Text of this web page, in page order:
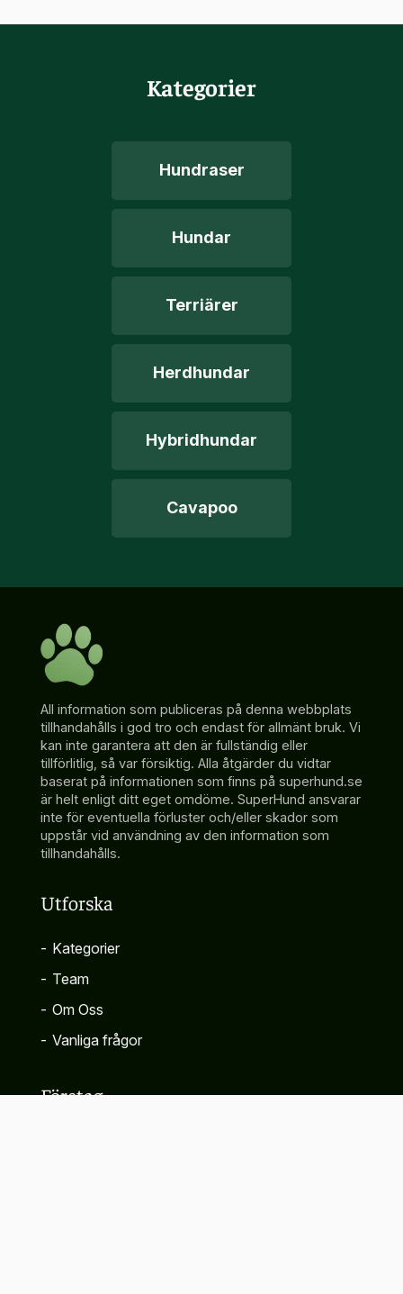
Kategorier
Hundraser
Hundar
Terriärer
Herdhundar
Hybridhundar
Cavapoo
All information som publiceras på denna webbplats
tillhandahålls i god tro och endast för allmänt bruk. Vi
kan inte garantera att den är fullständig eller
tillförlitlig, så var försiktig. Alla åtgärder du vidtar
baserat på informationen som finns på superhund.se
är helt enligt ditt eget omdöme. SuperHund ansvarar
inte för eventuella förluster och/eller skador som
uppstår vid användning av den information som
tillhandahålls.
Utforska
- Kategorier
- Team
- Om Oss
- Vanliga frågor
Företag